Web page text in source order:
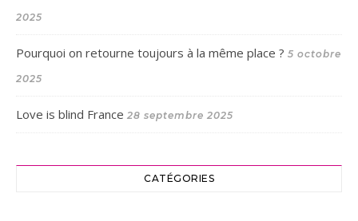
2025
Pourquoi on retourne toujours à la même place ? 5 octobre
2025
Love is blind France 28 septembre 2025
CATÉGORIES